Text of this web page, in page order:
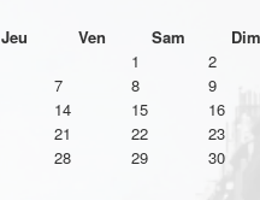
Jeu Ven Sam
Dim
1
2
7 8
9
14 15
16
21 22
23
28 29
30